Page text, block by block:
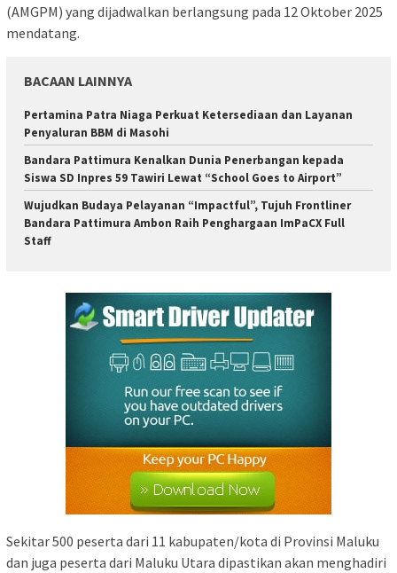
(AMGPM) yang dijadwalkan berlangsung pada 12 Oktober 2025
mendatang.
BACAAN LAINNYA
Pertamina Patra Niaga Perkuat Ketersediaan dan Layanan
Penyaluran BBM di Masohi
Bandara Pattimura Kenalkan Dunia Penerbangan kepada
Siswa SD Inpres 59 Tawiri Lewat “School Goes to Airport”
Wujudkan Budaya Pelayanan “Impactful”, Tujuh Frontliner
Bandara Pattimura Ambon Raih Penghargaan ImPaCX Full
Staff
Sekitar 500 peserta dari 11 kabupaten/kota di Provinsi Maluku
dan juga peserta dari Maluku Utara dipastikan akan menghadiri